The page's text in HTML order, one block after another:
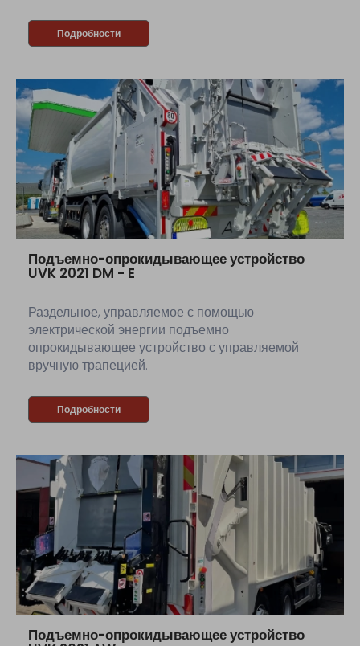
Подробности
Подъемно-опрокидывающее устройство
UVK 2021 DM - E
Раздельное, управляемое с помощью
электрической энергии подъемно-
опрокидывающее устройство с управляемой
вручную трапецией.
Подробности
Подъемно-опрокидывающее устройство